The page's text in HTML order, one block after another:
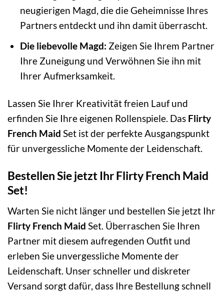
neugierigen Magd, die die Geheimnisse Ihres
Partners entdeckt und ihn damit überrascht.
Die liebevolle Magd: Zeigen Sie Ihrem Partner
Ihre Zuneigung und Verwöhnen Sie ihn mit
Ihrer Aufmerksamkeit.
Lassen Sie Ihrer Kreativität freien Lauf und
erfinden Sie Ihre eigenen Rollenspiele. Das Flirty
French Maid Set ist der perfekte Ausgangspunkt
für unvergessliche Momente der Leidenschaft.
Bestellen Sie jetzt Ihr Flirty French Maid
Set!
Warten Sie nicht länger und bestellen Sie jetzt Ihr
Flirty French Maid Set. Überraschen Sie Ihren
Partner mit diesem aufregenden Outfit und
erleben Sie unvergessliche Momente der
Leidenschaft. Unser schneller und diskreter
Versand sorgt dafür, dass Ihre Bestellung schnell